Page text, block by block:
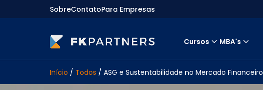
SobreContatoPara Empresas
Cursos MBA's
Preparatórios Nacionais
Internacionais
Início / Todos / ASG e Sustentabilidade no Mercado Financeiro